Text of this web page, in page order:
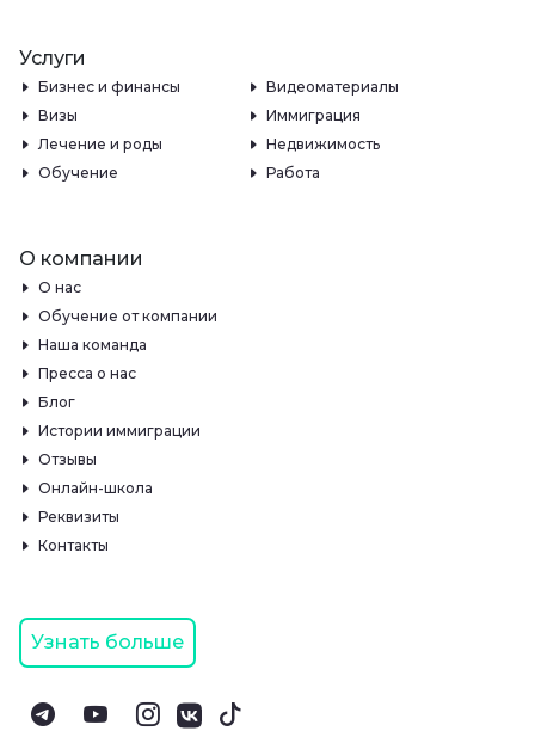
Услуги
Бизнес и финансы
Видеоматериалы
Визы
Иммиграция
Лечение и роды
Недвижимость
Обучение
Работа
О компании
О нас
Обучение от компании
Наша команда
Пресса о нас
Блог
Истории иммиграции
Отзывы
Онлайн-школа
Реквизиты
Контакты
Узнать больше